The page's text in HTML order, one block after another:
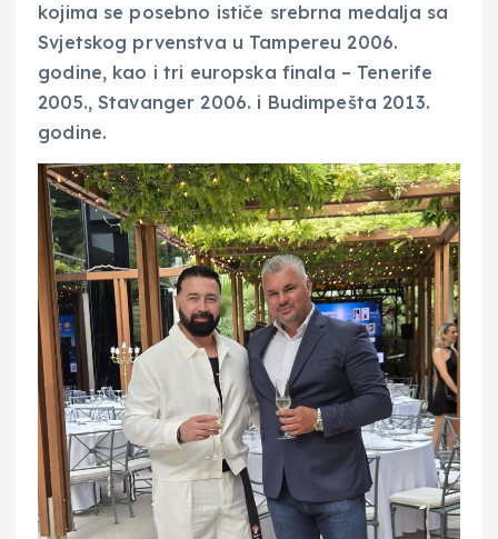
kojima se posebno ističe srebrna medalja sa
Svjetskog prvenstva u Tampereu 2006.
godine, kao i tri europska finala – Tenerife
2005., Stavanger 2006. i Budimpešta 2013.
godine.